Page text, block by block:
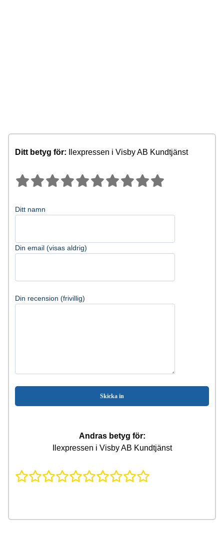
Ditt betyg för: Ilexpressen i Visby AB Kundtjänst
Ditt namn
Din email (visas aldrig)
Din recension (frivillig)
Andras betyg för:
Ilexpressen i Visby AB Kundtjänst